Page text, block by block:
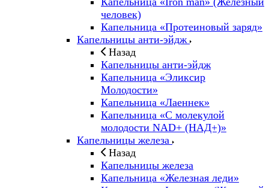
человек)
Капельница «Протеиновый заряд»
Капельницы анти-эйдж
Назад
Капельницы анти-эйдж
Капельница «Эликсир
Молодости»
Капельница «Лаеннек»
Капельница «С молекулой
молодости NAD+ (НАД+)»
Капельницы железа
Назад
Капельницы железа
Капельница «Железная леди»